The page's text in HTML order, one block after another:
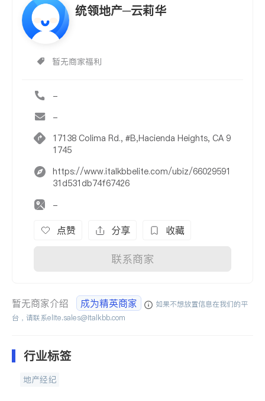
统领地产─云莉华
暂无商家福利
-
-
17138 Colima Rd., #B,Hacienda Heights, CA 9
1745
https://www.italkbbelite.com/ubiz/66029591
31d531db74f67426
-
点赞 分享 收藏
联系商家
暂无商家介绍 成为精英商家
如果不想放置信息在我们的平
台，请联系elite.sales@italkbb.com
行业标签
地产经纪